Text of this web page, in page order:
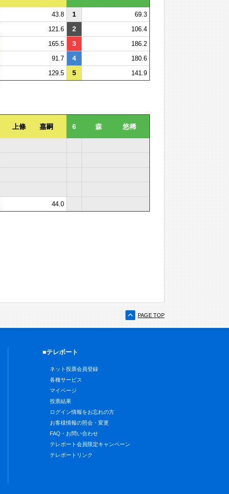
43.8 1 69.3
121.6 2 106.4
165.5 3 186.2
91.7 4 180.6
129.5 5 141.9
上條 嘉嗣 6 森 悠稀
44.0
PAGE TOP
■テレボート
ネット投票会員登録
各種サービス
マイページ
投票結果
ログイン情報をお忘れの方
お客様情報の照会・変更
FAQ・お問い合わせ
テレボート会員限定キャンペーン
テレボートリンク